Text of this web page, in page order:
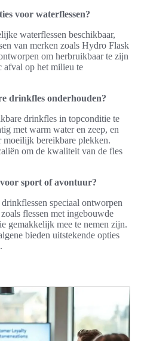
voor waterflessen?
waterflessen beschikbaar,
van merken zoals Hydro Flask
om herbruikbaar te zijn
afval op het milieu te
drinkfles onderhouden?
drinkfles in topconditie te
met warm water en zeep, en
moeilijk bereikbare plekken.
om de kwaliteit van de fles
sport of avontuur?
speciaal ontworpen
flessen met ingebouwde
gemakkelijk mee te nemen zijn.
bieden uitstekende opties